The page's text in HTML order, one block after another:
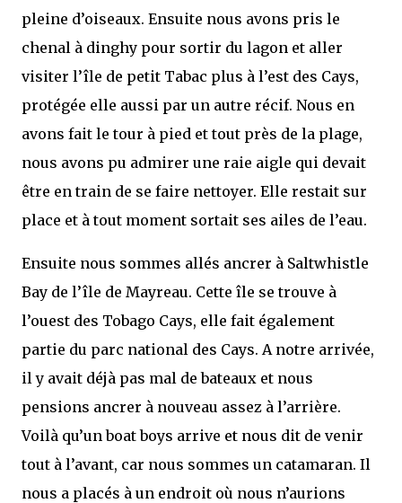
pleine d’oiseaux. Ensuite nous avons pris le
chenal à dinghy pour sortir du lagon et aller
visiter l’île de petit Tabac plus à l’est des Cays,
protégée elle aussi par un autre récif. Nous en
avons fait le tour à pied et tout près de la plage,
nous avons pu admirer une raie aigle qui devait
être en train de se faire nettoyer. Elle restait sur
place et à tout moment sortait ses ailes de l’eau.
Ensuite nous sommes allés ancrer à Saltwhistle
Bay de l’île de Mayreau. Cette île se trouve à
l’ouest des Tobago Cays, elle fait également
partie du parc national des Cays. A notre arrivée,
il y avait déjà pas mal de bateaux et nous
pensions ancrer à nouveau assez à l’arrière.
Voilà qu’un boat boys arrive et nous dit de venir
tout à l’avant, car nous sommes un catamaran. Il
nous a placés à un endroit où nous n’aurions